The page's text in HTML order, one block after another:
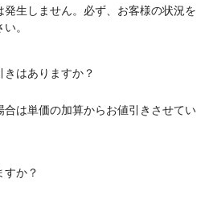
生しません。必ず、お客様の状況を
。
はありますか？
合は単価の加算からお値引きさせてい
か？